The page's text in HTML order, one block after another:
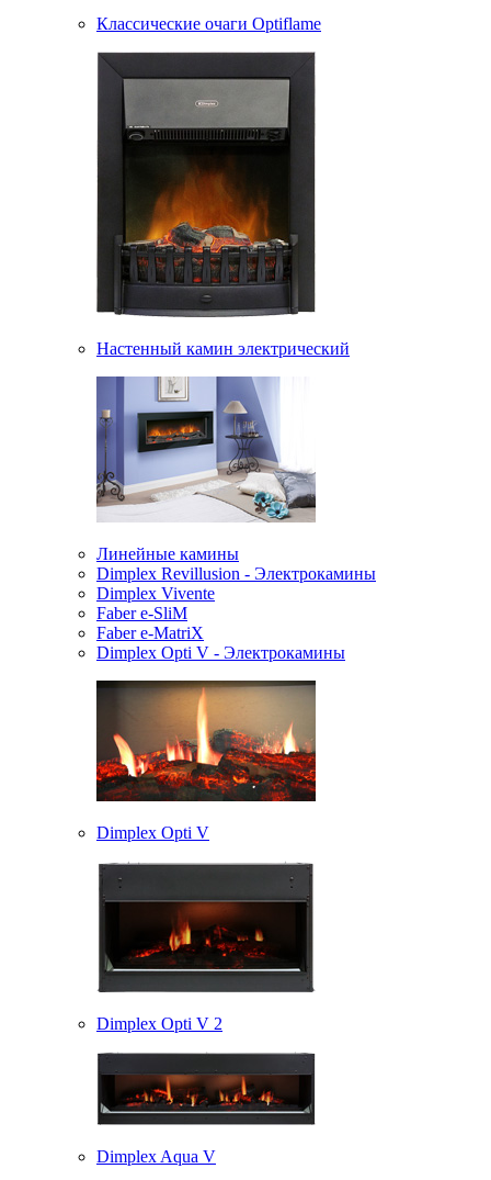
Классические очаги Optiflame
Настенный камин электрический
Линейные камины
Dimplex Revillusion - Электрокамины
Dimplex Vivente
Faber e-SliM
Faber e-MatriX
Dimplex Opti V - Электрокамины
Dimplex Opti V
Dimplex Opti V 2
Dimplex Aqua V